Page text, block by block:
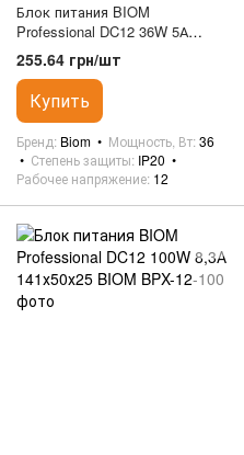
Блок питания BIOM
Professional DC12 36W 5А
138х36х24 BIOM
255.64 грн/шт
Купить
Бренд Biom Мощность, Вт 36
Степень защиты IP20
Рабочее напряжение 12